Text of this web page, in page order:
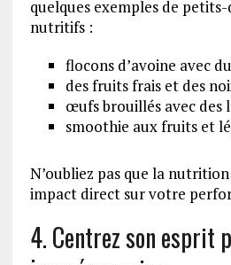
quelques exemples de
nutritifs :
flocons d’avoine avec
des fruits frais et des
œufs brouillés avec des
smoothie aux fruits et
N’oubliez pas que la
impact direct sur votre
4. Centrez son esprit